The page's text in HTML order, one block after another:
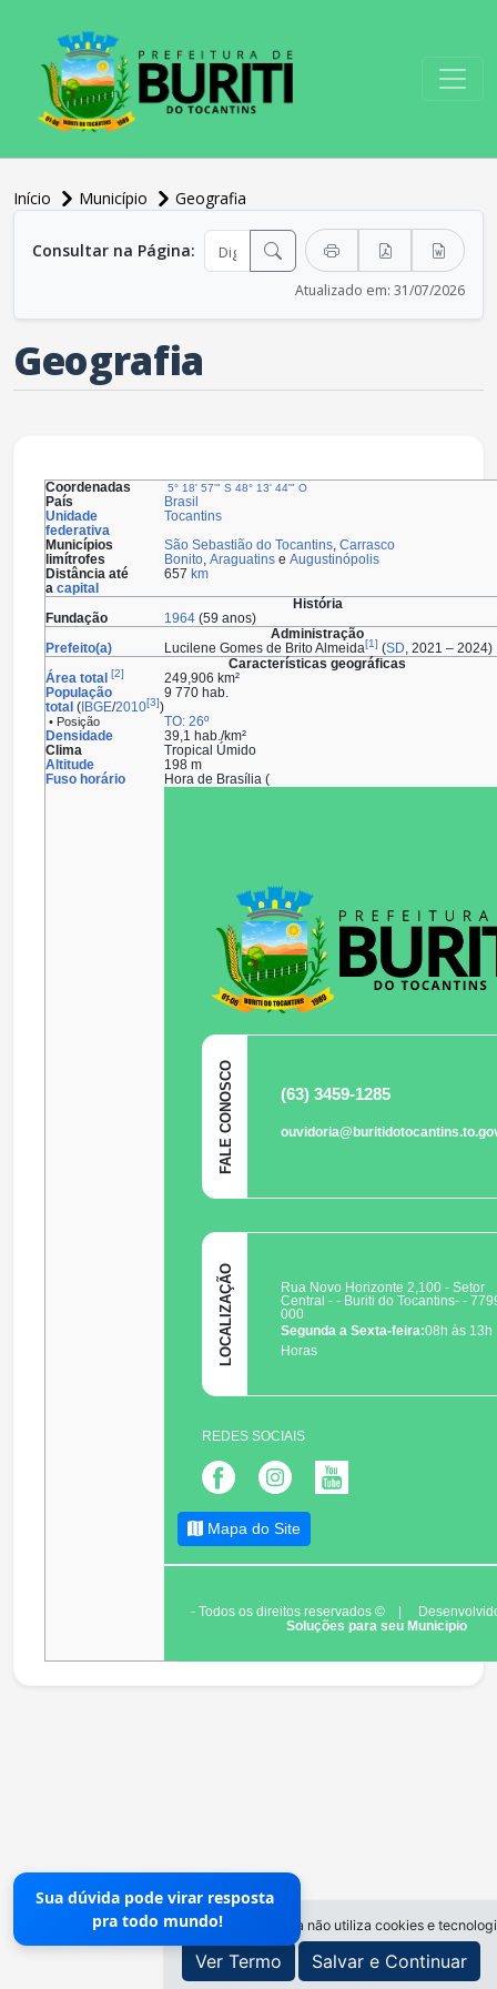
Sua dúvida pode virar resposta
pra todo mundo!
Início Município
Geografia
Consultar na Página:
Atualizado em: 31/07/2026
Geografia
Coordenadas 5° 18' 57'" S 48° 13' 44'" O
País
Brasil
Unidade
federativa
Tocantins
Municípios
limítrofes
São Sebastião do Tocantins,Carrasco
Bonito,Araguatins eAugustinópolis
Distância até
acapital
657 km
História
Fundação
1964 (59 anos)
Administração
Prefeito(a)
Lucilene Gomes de Brito Almeida[1] (SD, 2021 – 2024)
Características geográficas
Área total [2]
249,906 km²
População
total ( IBGE/2010[3])
9 770 hab.
• Posição
TO: 26º
Densidade
39,1 hab./km²
Clima
Tropical Úmido
Altitude
198 m
Fuso horário
Hora de Brasília (
O site da Prefeitura não utiliza cookies e
Ver Termo Salvar e Continuar
FALE CONOSCO (63) 3459-1285
LOCALIZAÇÃO
Rua Novo Horizonte 2,100 - Setor
Central - - Buriti do Tocantins- -
000
Segunda a Sexta-feira:08h às 13h
Horas
REDES SOCIAIS
Mapa do Site
- Todos os direitos reservados © |
Soluções para seu Municipio